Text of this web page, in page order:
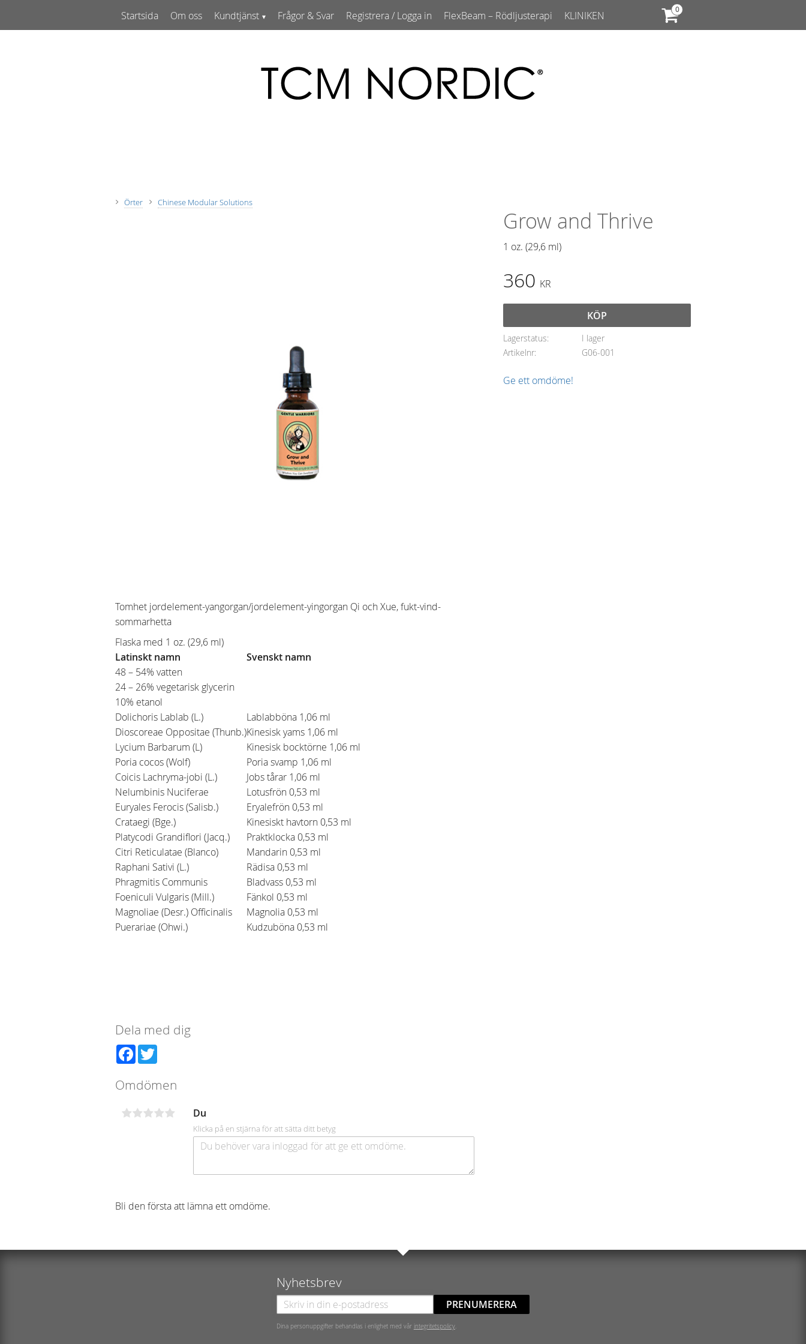
Startsida Om oss Kundtjänst Frågor & Svar Registrera / Logga in FlexBeam – Rödljusterapi KLINIKEN
Örter Chinese Modular Solutions
Grow and Thrive
1 oz. (29,6 ml)​
360 KR
KÖP
Lagerstatus
I lager
Artikelnr
G06-001
Ge ett omdöme!
Tomhet jordelement-yangorgan/jordelement-yingorgan Qi och Xue, fukt-vind-
sommarhetta
Flaska med 1 oz. (29,6 ml)
Latinskt namn
Svenskt namn
48 – 54% vatten
24 – 26% vegetarisk glycerin
10% etanol
Dolichoris Lablab (L.)
Lablabböna 1,06 ml
Dioscoreae Oppositae (Thunb.)Kinesisk yams 1,06 ml
Lycium Barbarum (L)
Kinesisk bocktörne 1,06 ml
Poria cocos (Wolf)
Poria svamp 1,06 ml
Coicis Lachryma-jobi (L.)
Jobs tårar 1,06 ml
Nelumbinis Nuciferae
Lotusfrön 0,53 ml
Euryales Ferocis (Salisb.)
Eryalefrön 0,53 ml
Crataegi (Bge.)
Kinesiskt havtorn 0,53 ml
Platycodi Grandiflori (Jacq.)
Praktklocka 0,53 ml
Citri Reticulatae (Blanco)
Mandarin 0,53 ml
Raphani Sativi (L.)
Rädisa 0,53 ml
Phragmitis Communis
Bladvass 0,53 ml
Foeniculi Vulgaris (Mill.)
Fänkol 0,53 ml
Magnoliae (Desr.) Officinalis
Magnolia 0,53 ml
Puerariae (Ohwi.)
Kudzuböna 0,53 ml
Dela med dig
Facebook
Omdömen
Du
Klicka på en stjärna för att sätta ditt betyg
Bli den första att lämna ett omdöme.
Nyhetsbrev
PRENUMERERA
Dina personuppgifter behandlas i enlighet med vår integritetspolicy.